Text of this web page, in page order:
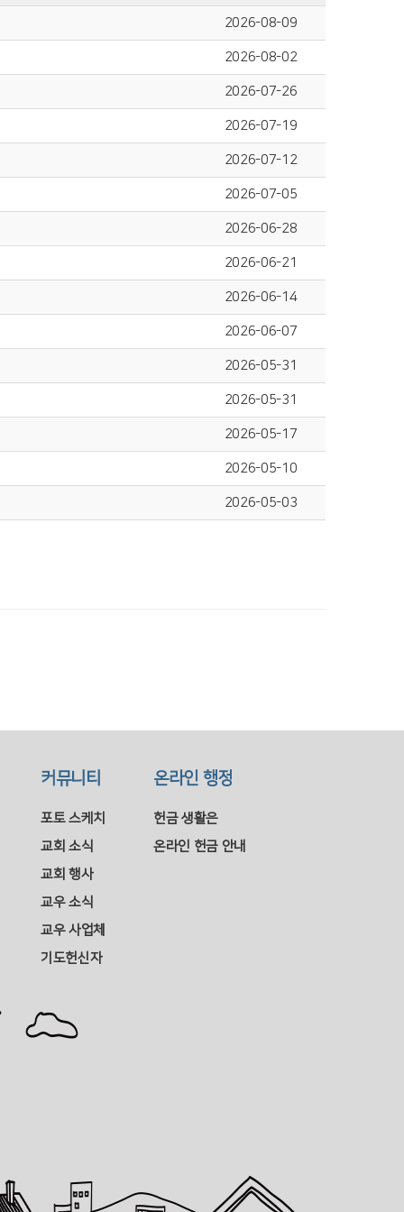
2026-08-09
2026-08-02
2026-07-26
2026-07-19
2026-07-12
2026-07-05
2026-06-28
2026-06-21
2026-06-14
2026-06-07
2026-05-31
2026-05-31
2026-05-17
2026-05-10
2026-05-03
커뮤니티
포토 스케치
교회 소식
교회 행사
교우 소식
교우 사업체
기도헌신자
온라인 행정
헌금 생활은
온라인 헌금 안내